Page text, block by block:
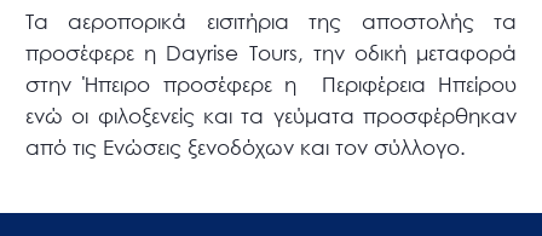
Τα αεροπορικά εισιτήρια της αποστολής τα
προσέφερε η Dayrise Tours, την οδική μεταφορά
στην Ήπειρο προσέφερε η Περιφέρεια Ηπείρου
ενώ οι φιλοξενείς και τα γεύματα προσφέρθηκαν
από τις Ενώσεις ξενοδόχων και τον σύλλογο.